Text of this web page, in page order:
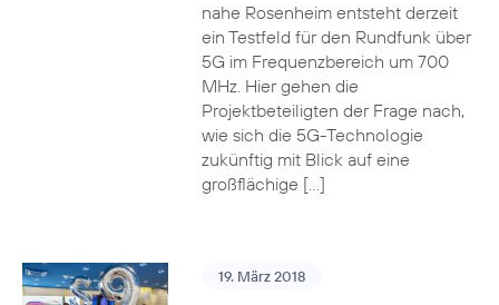
nahe Rosenheim entsteht derzeit
ein Testfeld für den Rundfunk über
5G im Frequenzbereich um 700
MHz. Hier gehen die
Projektbeteiligten der Frage nach,
wie sich die 5G-Technologie
zukünftig mit Blick auf eine
großflächige […]
19. März 2018